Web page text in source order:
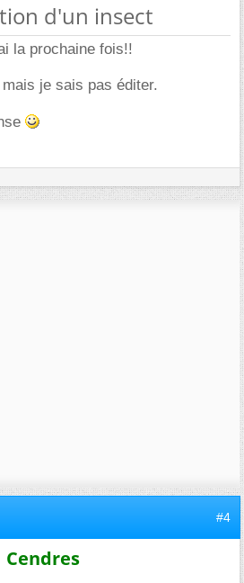
d'un insect
la prochaine fois!!
je sais pas éditer.
#4
Cendres